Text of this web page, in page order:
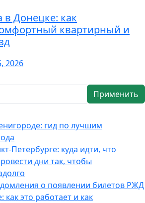
в Донецке: как
квартирный и
2026
Применить
гид по лучшим
Петербурге: куда идти, что
дни так, чтобы
о появлении билетов РЖД
как это работает и как